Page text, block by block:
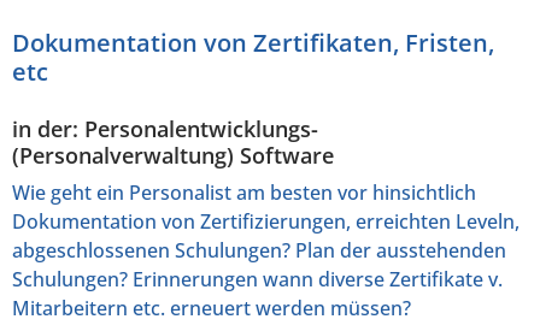
Dokumentation von Zertifikaten, Fristen,
etc
in der: Personalentwicklungs-
(Personalverwaltung) Software
Wie geht ein Personalist am besten vor hinsichtlich
Dokumentation von Zertifizierungen, erreichten Leveln,
abgeschlossenen Schulungen? Plan der ausstehenden
Schulungen? Erinnerungen wann diverse Zertifikate v.
Mitarbeitern etc. erneuert werden müssen?